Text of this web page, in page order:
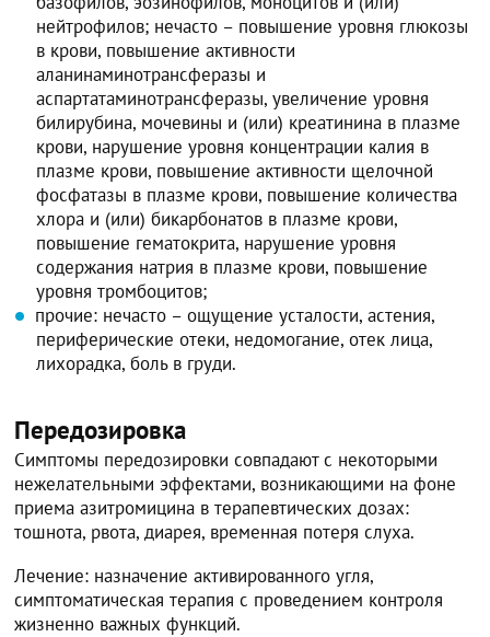
нейтрофилов; нечасто – повышение уровня глюкозы
в крови, повышение активности
аланинаминотрансферазы и
аспартатаминотрансферазы, увеличение уровня
билирубина, мочевины и (или) креатинина в плазме
крови, нарушение уровня концентрации калия в
плазме крови, повышение активности щелочной
фосфатазы в плазме крови, повышение количества
хлора и (или) бикарбонатов в плазме крови,
повышение гематокрита, нарушение уровня
содержания натрия в плазме крови, повышение
уровня тромбоцитов;
прочие: нечасто – ощущение усталости, астения,
периферические отеки, недомогание, отек лица,
лихорадка, боль в груди.
Передозировка
Симптомы передозировки совпадают с некоторыми
нежелательными эффектами, возникающими на фоне
приема азитромицина в терапевтических дозах:
тошнота, рвота, диарея, временная потеря слуха.
Лечение: назначение активированного угля,
симптоматическая терапия с проведением контроля
жизненно важных функций.